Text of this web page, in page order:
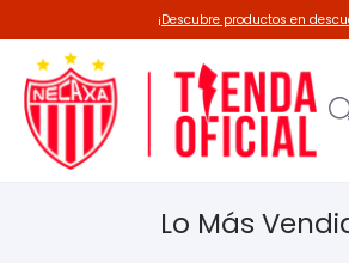
Línea 26-27 Deadpool-
¡Descubre productos en
Lo Más